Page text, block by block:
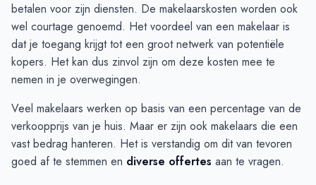
betalen voor zijn diensten. De makelaarskosten worden ook
wel courtage genoemd. Het voordeel van een makelaar is
dat je toegang krijgt tot een groot netwerk van potentiële
kopers. Het kan dus zinvol zijn om deze kosten mee te
nemen in je overwegingen.
Veel makelaars werken op basis van een percentage van de
verkoopprijs van je huis. Maar er zijn ook makelaars die een
vast bedrag hanteren. Het is verstandig om dit van tevoren
goed af te stemmen en diverse offertes aan te vragen.